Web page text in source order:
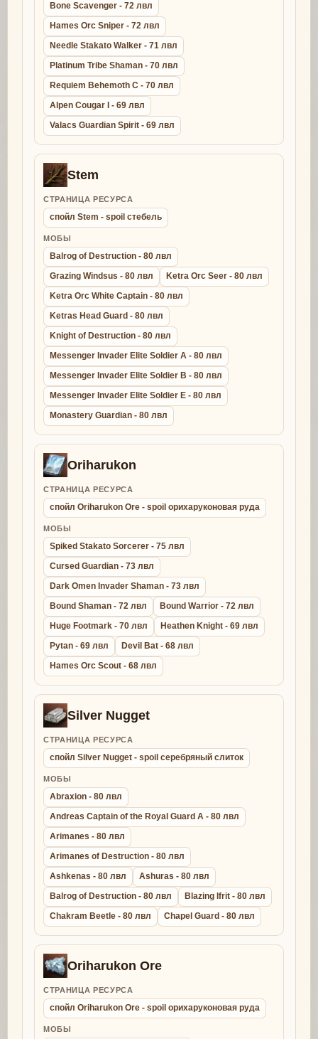
Bone Scavenger - 72 лвл
Hames Orc Sniper - 72 лвл
Needle Stakato Walker - 71 лвл
Platinum Tribe Shaman - 70 лвл
Requiem Behemoth C - 70 лвл
Alpen Cougar I - 69 лвл
Valacs Guardian Spirit - 69 лвл
Stem
СТРАНИЦА РЕСУРСА
спойл Stem - spoil стебель
МОБЫ
Balrog of Destruction - 80 лвл
Grazing Windsus - 80 лвл
Ketra Orc Seer - 80 лвл
Ketra Orc White Captain - 80 лвл
Ketras Head Guard - 80 лвл
Knight of Destruction - 80 лвл
Messenger Invader Elite Soldier A - 80 лвл
Messenger Invader Elite Soldier B - 80 лвл
Messenger Invader Elite Soldier E - 80 лвл
Monastery Guardian - 80 лвл
Oriharukon
СТРАНИЦА РЕСУРСА
спойл Oriharukon Ore - spoil орихаруконовая руда
МОБЫ
Spiked Stakato Sorcerer - 75 лвл
Cursed Guardian - 73 лвл
Dark Omen Invader Shaman - 73 лвл
Bound Shaman - 72 лвл
Bound Warrior - 72 лвл
Huge Footmark - 70 лвл
Heathen Knight - 69 лвл
Pytan - 69 лвл
Devil Bat - 68 лвл
Hames Orc Scout - 68 лвл
Silver Nugget
СТРАНИЦА РЕСУРСА
спойл Silver Nugget - spoil серебряный слиток
МОБЫ
Abraxion - 80 лвл
Andreas Captain of the Royal Guard A - 80 лвл
Arimanes - 80 лвл
Arimanes of Destruction - 80 лвл
Ashkenas - 80 лвл
Ashuras - 80 лвл
Balrog of Destruction - 80 лвл
Blazing Ifrit - 80 лвл
Chakram Beetle - 80 лвл
Chapel Guard - 80 лвл
Oriharukon Ore
СТРАНИЦА РЕСУРСА
спойл Oriharukon Ore - spoil орихаруконовая руда
МОБЫ